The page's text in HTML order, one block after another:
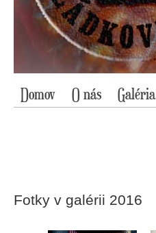
Domov O nás Galéria
Fotky v galérii 2016